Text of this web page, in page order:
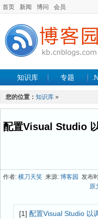
首页 新闻 博问 会员
知识库 专题
手机开发
最新文章
您的位置： 知识库 »
配置Visual Studio
作者: 横刀天笑 来源: 博客园 发布
原
[1] 配置Visual Studio 以